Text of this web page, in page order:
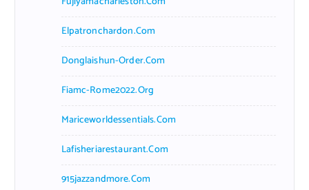
Elpatronchardon.com
Donglaishun-Order.com
Fiamc-Rome2022.org
Mariceworldessentials.com
Lafisheriarestaurant.com
915jazzandmore.com